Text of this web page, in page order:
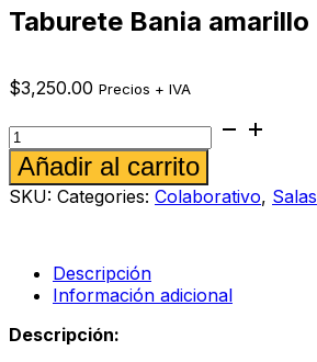
Taburete Bania amarillo
$3,250.00 Precios + IVA
Taburete
Bania
amarillo
cantidad
Añadir al carrito
SKU: Categories: Colaborativo, Salas
Descripción
Información adicional
Descripción: